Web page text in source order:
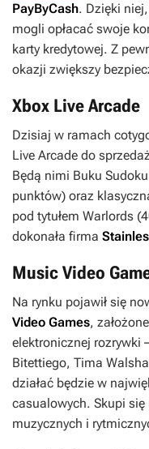
PayByCash. Dzięki
mogli opłacać swoje
karty kredytowej. Z
okazji zwiększy
Xbox Live Arcade
Dzisiaj w ramach
Live Arcade do
Będą nimi Buku
punktów) oraz
pod tytułem Warlords
dokonała firma
Music Video
Na rynku pojawił się
Video Games,
elektronicznej rozrywki
Bitettiego, Tima
działać będzie w
casualowych. Skupi
muzycznych i